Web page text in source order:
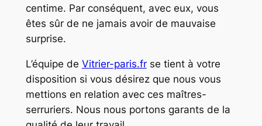
centime. Par conséquent, avec eux, vous
êtes sûr de ne jamais avoir de mauvaise
surprise.
L’équipe de Vitrier-paris.frse tient à votre
disposition si vous désirez que nous vous
mettions en relation avec ces maîtres-
serruriers. Nous nous portons garants de la